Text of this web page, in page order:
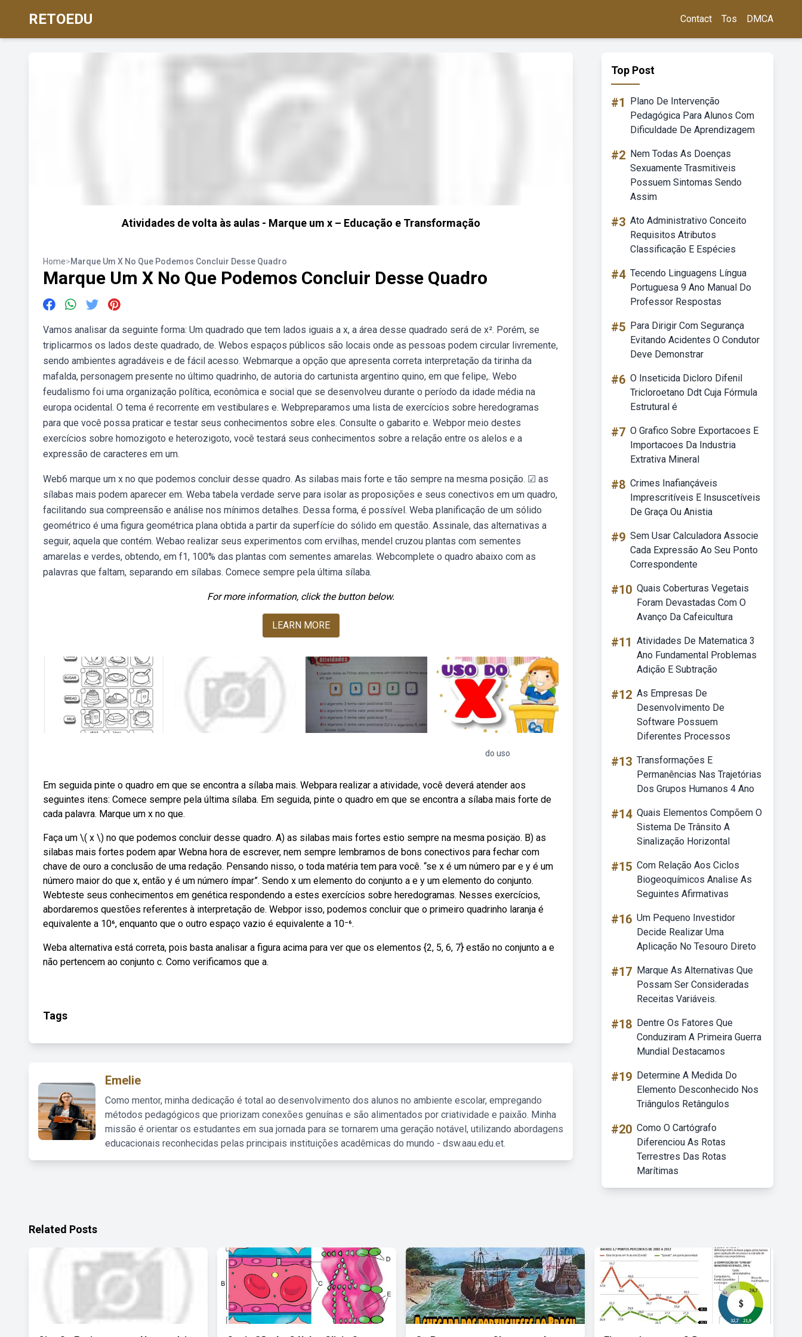
RETOEDU Contact Tos DMCA
Atividades de volta às aulas - Marque um x – Educação e Transformação
Home>Marque Um X No Que Podemos Concluir Desse Quadro
Marque Um X No Que Podemos Concluir Desse Quadro
Vamos analisar da seguinte forma: Um quadrado que tem lados iguais a x, a área desse quadrado será de x². Porém, se
triplicarmos os lados deste quadrado, de. Webos espaços públicos são locais onde as pessoas podem circular livremente,
sendo ambientes agradáveis e de fácil acesso. Webmarque a opção que apresenta correta interpretação da tirinha da
mafalda, personagem presente no último quadrinho, de autoria do cartunista argentino quino, em que felipe,. Webo
feudalismo foi uma organização política, econômica e social que se desenvolveu durante o período da idade média na
europa ocidental. O tema é recorrente em vestibulares e. Webpreparamos uma lista de exercícios sobre heredogramas
para que você possa praticar e testar seus conhecimentos sobre eles. Consulte o gabarito e. Webpor meio destes
exercícios sobre homozigoto e heterozigoto, você testará seus conhecimentos sobre a relação entre os alelos e a
expressão de caracteres em um.
Web6 marque um x no que podemos concluir desse quadro. As silabas mais forte e tão sempre na mesma posição. ☑ as
sílabas mais podem aparecer em. Weba tabela verdade serve para isolar as proposições e seus conectivos em um quadro,
facilitando sua compreensão e análise nos mínimos detalhes. Dessa forma, é possível. Weba planificação de um sólido
geométrico é uma figura geométrica plana obtida a partir da superfície do sólido em questão. Assinale, das alternativas a
seguir, aquela que contém. Webao realizar seus experimentos com ervilhas, mendel cruzou plantas com sementes
amarelas e verdes, obtendo, em f1, 100% das plantas com sementes amarelas. Webcomplete o quadro abaixo com as
palavras que faltam, separando em sílabas. Comece sempre pela última sílaba.
For more information, click the button below.
LEARN MORE
do uso
Em seguida pinte o quadro em que se encontra a sílaba mais. Webpara realizar a atividade, você deverá atender aos
seguintes itens: Comece sempre pela última sílaba. Em seguida, pinte o quadro em que se encontra a sílaba mais forte de
cada palavra. Marque um x no que.
Faça um \( x \) no que podemos concluir desse quadro. A) as silabas mais fortes estio sempre na mesma posiçäo. B) as
silabas mais fortes podem apar Webna hora de escrever, nem sempre lembramos de bons conectivos para fechar com
chave de ouro a conclusão de uma redação. Pensando nisso, o toda matéria tem para você. “se x é um número par e y é um
número maior do que x, então y é um número ímpar”. Sendo x um elemento do conjunto a e y um elemento do conjunto.
Webteste seus conhecimentos em genética respondendo a estes exercícios sobre heredogramas. Nesses exercícios,
abordaremos questões referentes à interpretação de. Webpor isso, podemos concluir que o primeiro quadrinho laranja é
equivalente a 10⁶, enquanto que o outro espaço vazio é equivalente a 10⁻⁶.
Weba alternativa está correta, pois basta analisar a figura acima para ver que os elementos {2, 5, 6, 7} estão no conjunto a e
não pertencem ao conjunto c. Como verificamos que a.
Tags
Emelie
Como mentor, minha dedicação é total ao desenvolvimento dos alunos no ambiente escolar, empregando
métodos pedagógicos que priorizam conexões genuínas e são alimentados por criatividade e paixão. Minha
missão é orientar os estudantes em sua jornada para se tornarem uma geração notável, utilizando abordagens
educacionais reconhecidas pelas principais instituições acadêmicas do mundo - dsw.aau.edu.et.
Top Post
#1
Plano De Intervenção
Pedagógica Para Alunos Com
Dificuldade De Aprendizagem
#2 Nem Todas As Doenças
Sexuamente Trasmitiveis
Possuem Sintomas Sendo
Assim
#3 Ato Administrativo Conceito
Requisitos Atributos
Classificação E Espécies
#4 Tecendo Linguagens Língua
Portuguesa 9 Ano Manual Do
Professor Respostas
#5 Para Dirigir Com Segurança
Evitando Acidentes O Condutor
Deve Demonstrar
#6 O Inseticida Dicloro Difenil
Tricloroetano Ddt Cuja Fórmula
Estrutural é
#7 O Grafico Sobre Exportacoes E
Importacoes Da Industria
Extrativa Mineral
#8 Crimes Inafiançáveis
Imprescritíveis E Insuscetíveis
De Graça Ou Anistia
#9 Sem Usar Calculadora Associe
Cada Expressão Ao Seu Ponto
Correspondente
#10 Quais Coberturas Vegetais
Foram Devastadas Com O
Avanço Da Cafeicultura
#11 Atividades De Matematica 3
Ano Fundamental Problemas
Adição E Subtração
#12 As Empresas De
Desenvolvimento De
Software Possuem
Diferentes Processos
#13 Transformações E
Permanências Nas Trajetórias
Dos Grupos Humanos 4 Ano
#14 Quais Elementos Compõem O
Sistema De Trânsito A
Sinalização Horizontal
#15 Com Relação Aos Ciclos
Biogeoquímicos Analise As
Seguintes Afirmativas
#16 Um Pequeno Investidor
Decide Realizar Uma
Aplicação No Tesouro Direto
#17 Marque As Alternativas Que
Possam Ser Consideradas
Receitas Variáveis.
#18 Dentre Os Fatores Que
Conduziram A Primeira Guerra
Mundial Destacamos
#19 Determine A Medida Do
Elemento Desconhecido Nos
Triângulos Retângulos
#20 Como O Cartógrafo
Diferenciou As Rotas
Terrestres Das Rotas
Marítimas
Related Posts